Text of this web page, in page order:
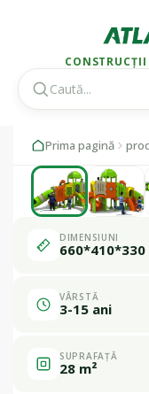
navigation
content
Prima pagină
Fabricat în
România
DIMENSIUNI
660*410*330
VÂRSTĂ
3-15 ani
SUPRAFAȚĂ
28 m²